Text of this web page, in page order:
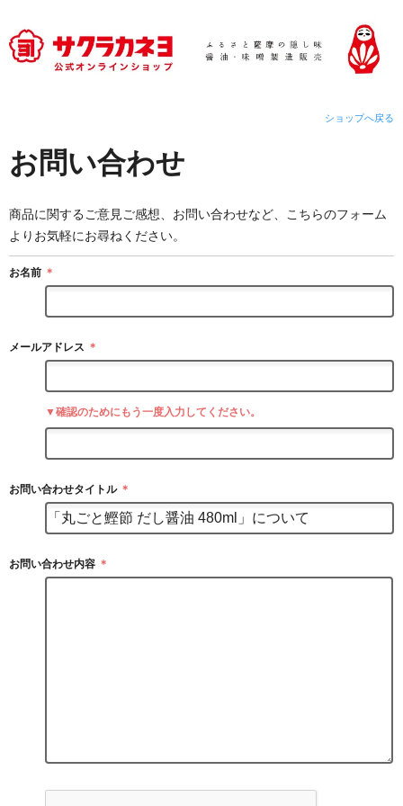
ショップへ戻る
お問い合わせ
商品に関するご意見ご感想、お問い合わせなど、こちらのフォーム
よりお気軽にお尋ねください。
お名前 ＊
メールアドレス ＊
▼確認のためにもう一度入力してください。
お問い合わせタイトル ＊
お問い合わせ内容 ＊